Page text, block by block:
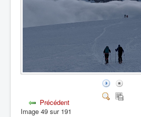
Précédent
Image 49 sur 191